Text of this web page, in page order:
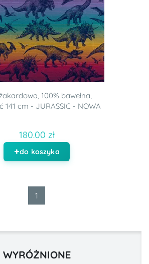
100% bawełna,
141 cm - JURASSIC - NOWA
180.00 zł
do koszyka
1
WYRÓŻNIONE